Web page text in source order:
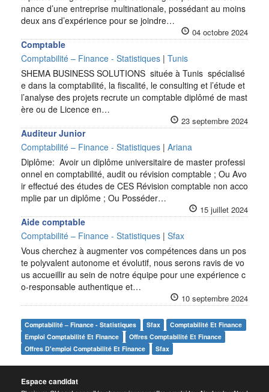
nance d’une entreprise multinationale, possédant au moins
deux ans d’expérience pour se joindre…
04 octobre 2024
Comptable
Comptabilité – Finance - Statistiques | Tunis
SHEMA BUSINESS SOLUTIONS située à Tunis spécialisé
e dans la comptabilité, la fiscalité, le consulting et l’étude et
l’analyse des projets recrute un comptable diplômé de mast
ère ou de Licence en…
23 septembre 2024
Auditeur Junior
Comptabilité – Finance - Statistiques | Ariana
Diplôme: Avoir un diplôme universitaire de master professi
onnel en comptabilité, audit ou révision comptable ; Ou Avo
ir effectué des études de CES Révision comptable non acco
mplie par un diplôme ; Ou Posséder…
15 juillet 2024
Aide comptable
Comptabilité – Finance - Statistiques | Sfax
Vous cherchez à augmenter vos compétences dans un pos
te polyvalent autonome et évolutif, nous serons ravis de vo
us accueillir au sein de notre équipe pour une expérience c
o-responsable authentique et…
10 septembre 2024
Comptabilité – Finance - Statistiques Sfax
Comptabilité Et Finance
Emploi Comptabilité Et Finance
Offres Comptabilité Et Finance
Offres D'emploi Comptabilité Et Finance
Sfax
Espace candidat